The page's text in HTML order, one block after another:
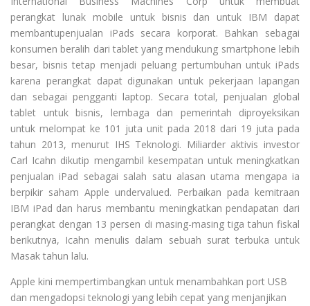
perangkat lunak mobile untuk bisnis dan untuk IBM dapat
membantupenjualan iPads secara korporat. Bahkan sebagai
konsumen beralih dari tablet yang mendukung smartphone lebih
besar, bisnis tetap menjadi peluang pertumbuhan untuk iPads
karena perangkat dapat digunakan untuk pekerjaan lapangan
dan sebagai pengganti laptop. Secara total, penjualan global
tablet untuk bisnis, lembaga dan pemerintah diproyeksikan
untuk melompat ke 101 juta unit pada 2018 dari 19 juta pada
tahun 2013, menurut IHS Teknologi. Miliarder aktivis investor
Carl Icahn dikutip mengambil kesempatan untuk meningkatkan
penjualan iPad sebagai salah satu alasan utama mengapa ia
berpikir saham Apple undervalued. Perbaikan pada kemitraan
IBM iPad dan harus membantu meningkatkan pendapatan dari
perangkat dengan 13 persen di masing-masing tiga tahun fiskal
berikutnya, Icahn menulis dalam sebuah surat terbuka untuk
Masak tahun lalu.
Apple kini mempertimbangkan untuk menambahkan port USB
dan mengadopsi teknologi yang lebih cepat yang menjanjikan